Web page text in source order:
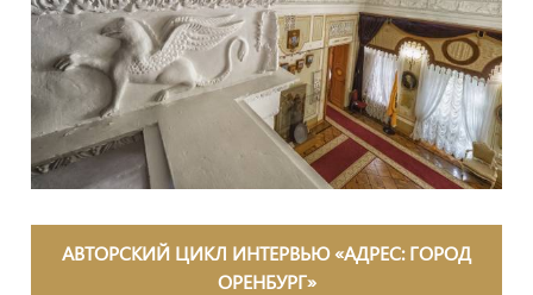
АВТОРСКИЙ ЦИКЛ ИНТЕРВЬЮ «АДРЕС: ГОРОД
ОРЕНБУРГ»